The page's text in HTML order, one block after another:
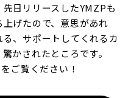
日リリースしたYMZPも
げたので、意思があれ
、サポートしてくれるカ
かされたところです。
ご覧ください！